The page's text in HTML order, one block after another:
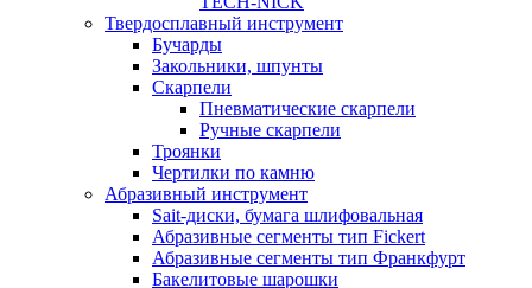
Твердосплавный инструмент
Бучарды
Закольники, шпунты
Скарпели
Пневматические скарпели
Ручные скарпели
Троянки
Чертилки по камню
Абразивный инструмент
Sait-диски, бумага шлифовальная
Абразивные сегменты тип Fickert
Абразивные сегменты тип Франкфурт
Бакелитовые шарошки